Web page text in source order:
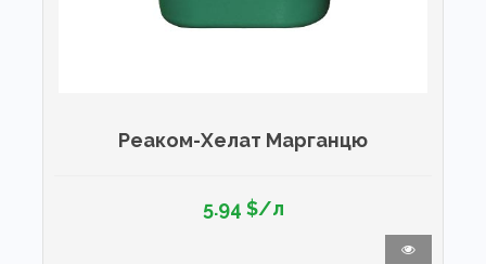
Реаком-Хелат Марганцю
5.94 $/л